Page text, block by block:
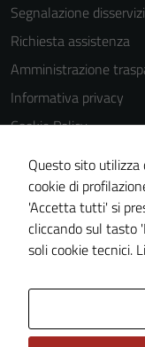
Segnalazione
Richiesta assistenza
Amministrazione
Informativa privacy
Cookie Policy
Dichiarazione di
Piano di
Statistiche sito web
Questo sito utilizza
cookie di
'Accetta tutti' si
cliccando sul tasto
soli cookie tecnici.